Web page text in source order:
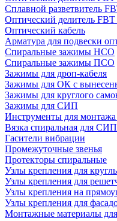
Сплавной разветвитель
Оптический делитель
Оптический кабель
Арматура для подвески
Спиральные зажимы НСО
Спиральные зажимы ПСО
Зажимы для дроп-кабеля
Зажимы для ОК с
Зажимы для круглого
Зажимы для СИП
Инструменты для
Вязка спиральная для СИП
Гасители вибрации
Промежуточные звенья
Протекторы спиральные
Узлы крепления для
Узлы крепления для
Узлы крепления на
Узлы крепления для
Монтажные материалы